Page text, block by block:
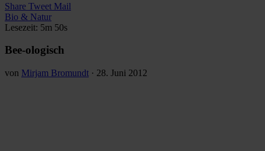
Share Tweet Mail
Bio & Natur
Lesezeit: 5m 50s
Bee-ologisch
von Mirjam Bromundt · 28. Juni 2012